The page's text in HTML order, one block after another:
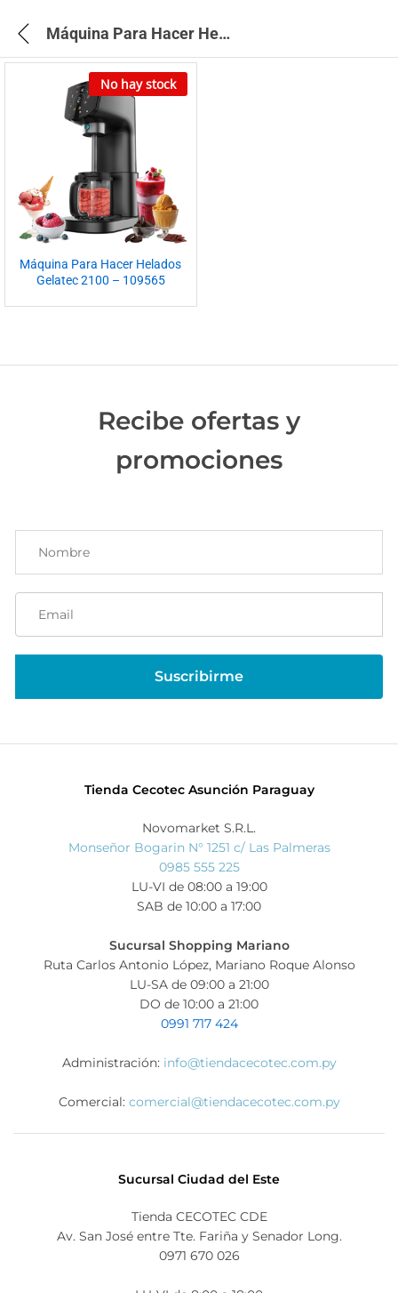
Máquina Para Hacer Helados
No hay stock
Máquina Para Hacer Helados
Gelatec 2100 – 109565
Recibe ofertas y
promociones
Tienda Cecotec Asunción Paraguay
Novomarket S.R.L.
Monseñor Bogarin N° 1251 c/ Las Palmeras
0985 555 225
LU-VI de 08:00 a 19:00
SAB de 10:00 a 17:00
Sucursal Shopping Mariano
Ruta Carlos Antonio López, Mariano Roque Alonso
LU-SA de 09:00 a 21:00
DO de 10:00 a 21:00
0991 717 424
Administración: info@tiendacecotec.com.py
Comercial: comercial@tiendacecotec.com.py
Sucursal Ciudad del Este
Tienda CECOTEC CDE
Av. San José entre Tte. Fariña y Senador Long.
0971 670 026